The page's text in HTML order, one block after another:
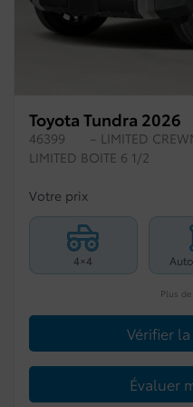
Toyota Tundra 2026
46399
– LIMITED
LIMITED BOITE 6 1/2
Votre prix
4×4
Plus
Vérifier
Évaluer